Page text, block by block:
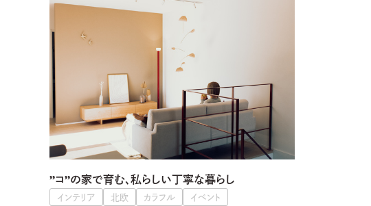
”コ”の家で育む、私らしい丁寧な暮らし
インテリア 北欧 カラフル
イベント